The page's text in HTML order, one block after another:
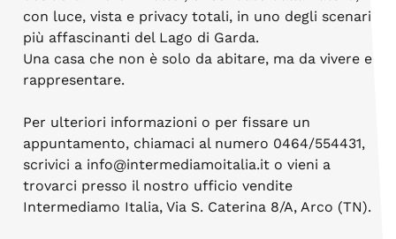
con luce, vista e privacy totali, in uno degli scenari
più affascinanti del Lago di Garda.
Una casa che non è solo da abitare, ma da vivere e
rappresentare.
Per ulteriori informazioni o per fissare un
appuntamento, chiamaci al numero 0464/554431,
scrivici a info@intermediamoitalia.it o vieni a
trovarci presso il nostro ufficio vendite
Intermediamo Italia, Via S. Caterina 8/A, Arco (TN).